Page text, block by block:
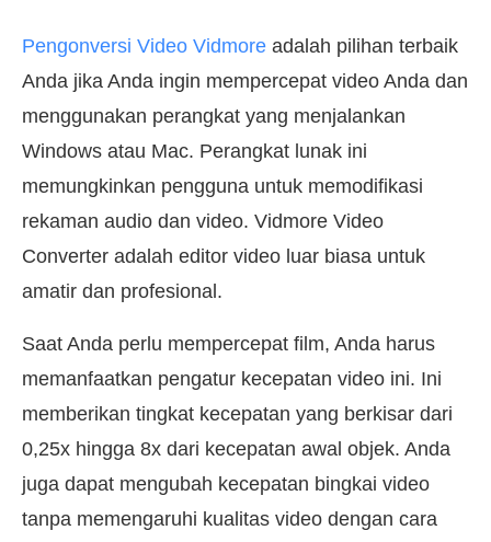
Pengonversi Video Vidmore adalah pilihan terbaik
Anda jika Anda ingin mempercepat video Anda dan
menggunakan perangkat yang menjalankan
Windows atau Mac. Perangkat lunak ini
memungkinkan pengguna untuk memodifikasi
rekaman audio dan video. Vidmore Video
Converter adalah editor video luar biasa untuk
amatir dan profesional.
Saat Anda perlu mempercepat film, Anda harus
memanfaatkan pengatur kecepatan video ini. Ini
memberikan tingkat kecepatan yang berkisar dari
0,25x hingga 8x dari kecepatan awal objek. Anda
juga dapat mengubah kecepatan bingkai video
tanpa memengaruhi kualitas video dengan cara